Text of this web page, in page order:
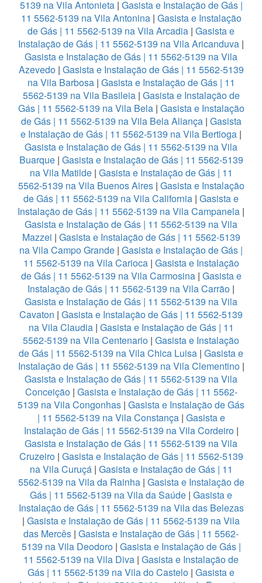
5139 na Vila Antonieta| Gasista e Instalação de Gás |
11 5562-5139 na Vila Antonina| Gasista e Instalação
de Gás | 11 5562-5139 na Vila Arcadia | Gasista e
Instalação de Gás | 11 5562-5139 na Vila Aricanduva |
Gasista e Instalação de Gás | 11 5562-5139 na Vila
Azevedo| Gasista e Instalação de Gás | 11 5562-5139
na Vila Barbosa| Gasista e Instalação de Gás | 11
5562-5139 na Vila Basileia| Gasista e Instalação de
Gás | 11 5562-5139 na Vila Bela| Gasista e Instalação
de Gás | 11 5562-5139 na Vila Bela Aliança| Gasista
e Instalação de Gás | 11 5562-5139 na Vila Bertioga |
Gasista e Instalação de Gás | 11 5562-5139 na Vila
Buarque| Gasista e Instalação de Gás | 11 5562-5139
na Vila Matilde| Gasista e Instalação de Gás | 11
5562-5139 na Vila Buenos Aires| Gasista e Instalação
de Gás | 11 5562-5139 na Vila California | Gasista e
Instalação de Gás | 11 5562-5139 na Vila Campanela |
Gasista e Instalação de Gás | 11 5562-5139 na Vila
Mazzei | Gasista e Instalação de Gás | 11 5562-5139
na Vila Campo Grande | Gasista e Instalação de Gás |
11 5562-5139 na Vila Carioca| Gasista e Instalação
de Gás | 11 5562-5139 na Vila Carmosina| Gasista e
Instalação de Gás | 11 5562-5139 na Vila Carrão |
Gasista e Instalação de Gás | 11 5562-5139 na Vila
Cavaton | Gasista e Instalação de Gás | 11 5562-5139
na Vila Claudia| Gasista e Instalação de Gás | 11
5562-5139 na Vila Centenario | Gasista e Instalação
de Gás | 11 5562-5139 na Vila Chica Luisa | Gasista e
Instalação de Gás | 11 5562-5139 na Vila Clementino|
Gasista e Instalação de Gás | 11 5562-5139 na Vila
Conceição| Gasista e Instalação de Gás | 11 5562-
5139 na Vila Congonhas | Gasista e Instalação de Gás
| 11 5562-5139 na Vila Constança| Gasista e
Instalação de Gás | 11 5562-5139 na Vila Cordeiro|
Gasista e Instalação de Gás | 11 5562-5139 na Vila
Cruzeiro | Gasista e Instalação de Gás | 11 5562-5139
na Vila Curuçá | Gasista e Instalação de Gás | 11
5562-5139 na Vila da Rainha | Gasista e Instalação de
Gás | 11 5562-5139 na Vila da Saúde | Gasista e
Instalação de Gás | 11 5562-5139 na Vila das Belezas
| Gasista e Instalação de Gás | 11 5562-5139 na Vila
das Mercês | Gasista e Instalação de Gás | 11 5562-
5139 na Vila Deodoro| Gasista e Instalação de Gás |
11 5562-5139 na Vila Diva | Gasista e Instalação de
Gás | 11 5562-5139 na Vila do Castelo | Gasista e